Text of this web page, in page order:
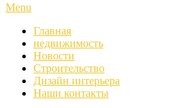
Menu
Главная
недвижимость
Новости
Строительство
Дизайн интерьера
Наши контакты